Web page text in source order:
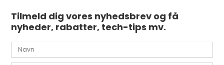
Tilmeld dig vores nyhedsbrev og få
nyheder, rabatter, tech-tips mv.